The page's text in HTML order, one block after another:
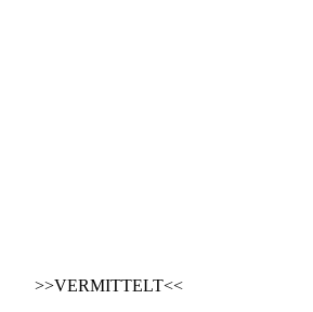
>>VERMITTELT<<